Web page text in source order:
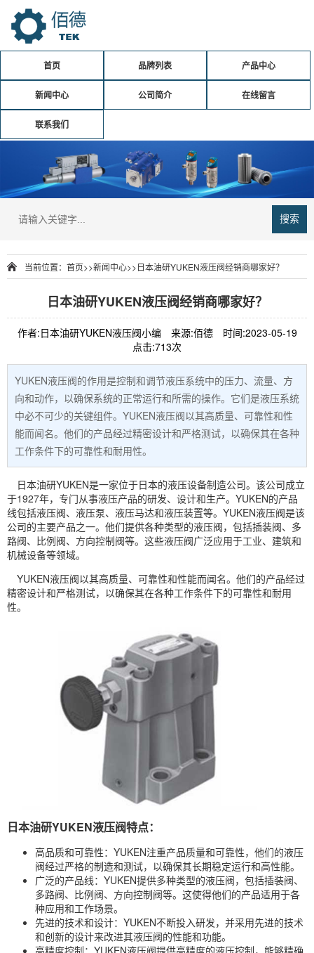
首页 品牌列表 产品中心
新闻中心 公司简介 在线留言
联系我们
搜索
当前位置： 首页>>新闻中心>>日本油研YUKEN液压阀经销商哪家好？
日本油研YUKEN液压阀经销商哪家好？
作者:日本油研YUKEN液压阀小编 来源:佰德
时间:2023-05-19
点击:713次
YUKEN液压阀的作用是控制和调节液压系统中的压力、流量、方
向和动作，以确保系统的正常运行和所需的操作。它们是液压系统
中必不可少的关键组件。YUKEN液压阀以其高质量、可靠性和性
能而闻名。他们的产品经过精密设计和严格测试，以确保其在各种
工作条件下的可靠性和耐用性。
日本油研YUKEN是一家位于日本的液压设备制造公司。该公司成立
于1927年，专门从事液压产品的研发、设计和生产。YUKEN的产品
线包括液压阀、 液压泵、液压马达和液压装置等。YUKEN液压阀是该
公司的主要产品之一。他们提供各种类型的液压阀，包括插装阀、多
路阀、 比例阀、方向控制阀等。这些液压阀广泛应用于工业、建筑和
机械设备等领域。
YUKEN液压阀以其高质量、可靠性和性能而闻名。他们的产品经过
精密设计和严格测试，以确保其在各种工作条件下的可靠性和耐用
性。
日本油研YUKEN液压阀特点：
高品质和可靠性：YUKEN注重产品质量和可靠性，他们的液压
阀经过严格的制造和测试，以确保其长期稳定运行和高性能。
广泛的产品线：YUKEN提供多种类型的液压阀，包括插装阀、
多路阀、比例阀、方向控制阀等。这使得他们的产品适用于各
种应用和工作场景。
先进的技术和设计：YUKEN不断投入研发，并采用先进的技术
和创新的设计来改进其液压阀的性能和功能。
高精度控制：YUKEN液压阀提供高精度的液压控制，能够精确